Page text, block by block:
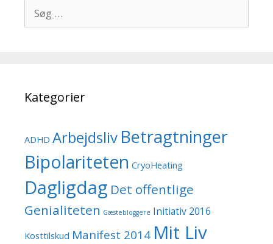
efter:
Kategorier
ADHD Arbejdsliv Betragtninger
Bipolariteten CryoHeating
Dagligdag Det offentlige
Genialiteten Gæstebloggere Initiativ 2016
Kosttilskud Manifest 2014 Mit Liv